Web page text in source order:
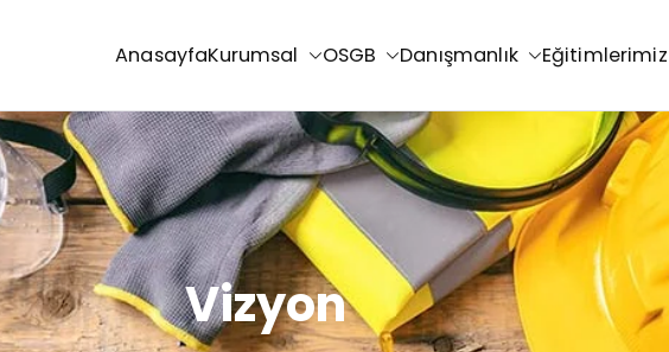
AnasayfaKurumsal OSGB Danışmanlık Eğitimlerimiz
Vizyon